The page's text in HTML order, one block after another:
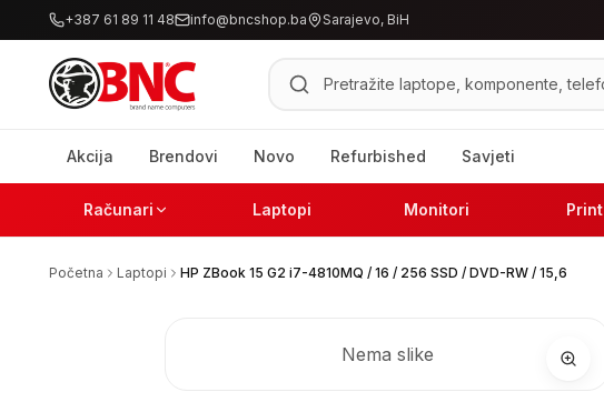
+387 61 89 11 48 info@bncshop.ba Sarajevo, BiH
Pretraži proizvode
Akcija Brendovi Novo Refurbished Savjeti
Računari Laptopi Monitori Print
Početna Laptopi HP ZBook 15 G2 i7-4810MQ / 16 / 256 SSD / DVD-RW / 15,6
Nema slike